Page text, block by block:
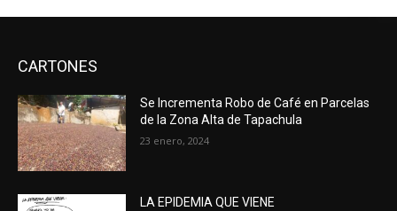
CARTONES
Se Incrementa Robo de Café en Parcelas
de la Zona Alta de Tapachula
23 enero, 2024
LA EPIDEMIA QUE VIENE